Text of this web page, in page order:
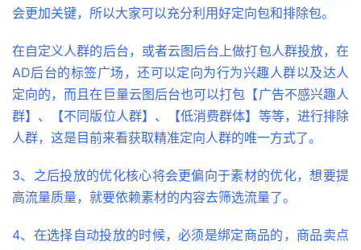
会更加关键，所以大家可以充分利用好定向包和排除包。
在自定义人群的后台，或者云图后台上做打包人群投放，在
AD后台的标签广场，还可以定向为行为兴趣人群以及达人
定向的，而且在巨量云图后台也可以打包【广告不感兴趣人
群】、【不同版位人群】、【低消费群体】等等，进行排除
人群，这是目前来看获取精准定向人群的唯一方式了。
3、之后投放的优化核心将会更偏向于素材的优化，想要提
高流量质量，就要依赖素材的内容去筛选流量了。
4、在选择自动投放的时候，必须是绑定商品的，商品卖点